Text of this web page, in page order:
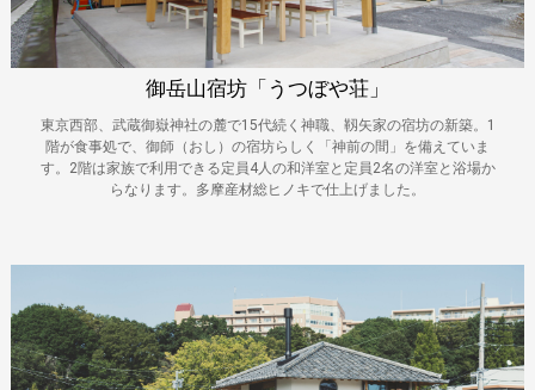
御岳山宿坊「うつぼや荘」
東京西部、武蔵御嶽神社の麓で15代続く神職、靱矢家の宿坊の新築。1
階が食事処で、御師（おし）の宿坊らしく「神前の間」を備えていま
す。2階は家族で利用できる定員4人の和洋室と定員2名の洋室と浴場か
らなります。多摩産材総ヒノキで仕上げました。